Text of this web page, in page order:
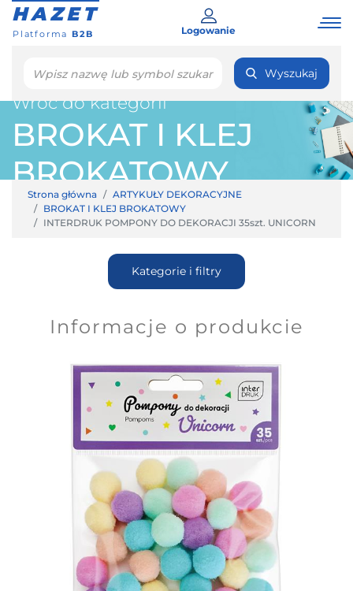
HAZET
Platforma B2B Logowanie
Wyszukaj
Wróć do kategorii
BROKAT I KLEJ
BROKATOWY
Strona główna
ARTYKUŁY DEKORACYJNE
BROKAT I KLEJ BROKATOWY
INTERDRUK POMPONY DO DEKORACJI 35szt. UNICORN
Kategorie i filtry
Informacje o produkcie